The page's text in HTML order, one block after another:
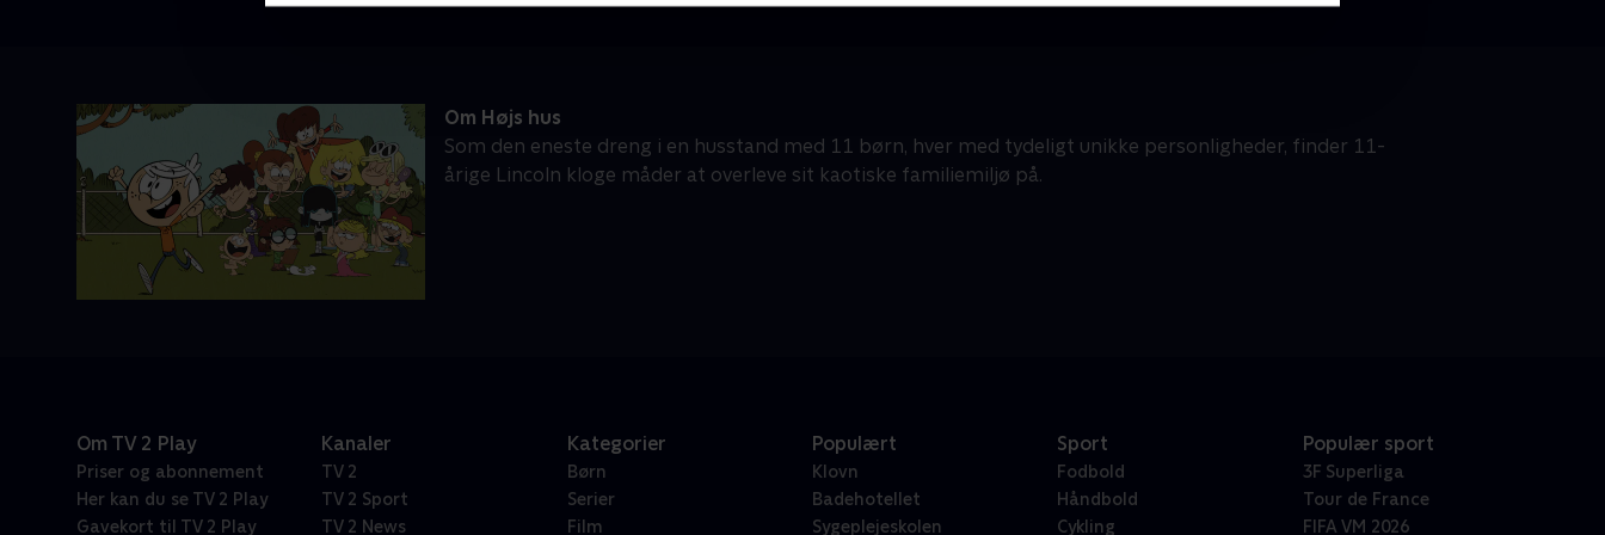
Om Højs hus
Som den eneste dreng i en husstand med 11 børn, hver med tydeligt unikke personligheder, finder 11-
årige Lincoln kloge måder at overleve sit kaotiske familiemiljø på.
Om TV 2 Play
Priser og abonnement
Her kan du se TV 2 Play
Gavekort til TV 2 Play
Kanaler
TV 2
TV 2 Sport
TV 2 News
Kategorier
Børn
Serier
Film
Populært
Klovn
Badehotellet
Sygeplejeskolen
Sport
Fodbold
Håndbold
Cykling
Populær sport
3F Superliga
Tour de France
FIFA VM 2026